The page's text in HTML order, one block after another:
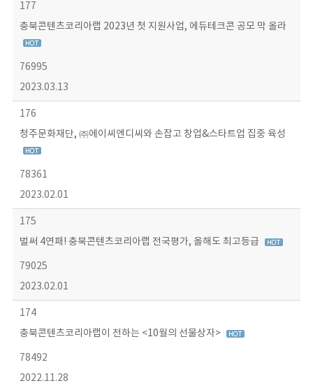
177
충북콘텐츠코리아랩 2023년 첫 지원사업, 에듀테크콘 공모 막 올라
76995
2023.03.13
176
청주문화재단, ㈜에이씨엔디씨와 손잡고 창업&스타트업 집중 육성
78361
2023.02.01
175
벌써 4연패! 충북콘텐츠코리아랩 전국평가, 올해도 최고등급
79025
2023.02.01
174
충북콘텐츠코리아랩이 전하는 <10월의 선물상자>
78492
2022.11.28